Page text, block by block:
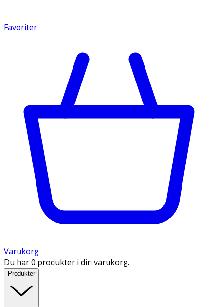
Favoriter
Varukorg
Du har 0 produkter i din varukorg.
Produkter